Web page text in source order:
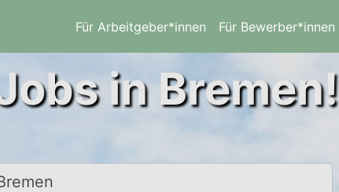
Für Arbeitgeber*innen Für Bewerber*innen
in Bremen!
Stadt